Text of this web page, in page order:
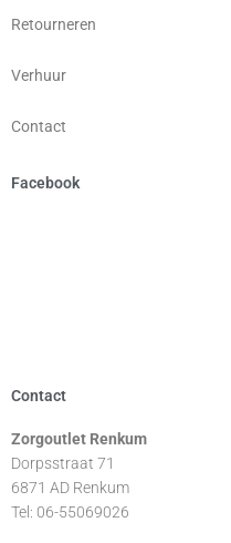
Retourneren
Verhuur
Contact
Facebook
Contact
Zorgoutlet Renkum
Dorpsstraat 71
6871 AD Renkum
Tel: 06-55069026